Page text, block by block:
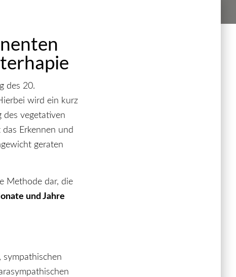
des 20.
wird ein kurz
des vegetativen
Erkennen und
geraten
Methode dar, die
und Jahre
sympathischen